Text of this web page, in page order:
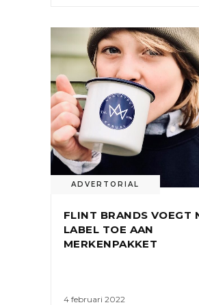
ADVERTORIAL
FLINT BRANDS VOEGT
LABEL TOE AAN
MERKENPAKKET
4 februari 2022